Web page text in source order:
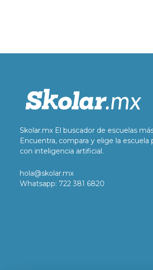
Skolar.mx El buscador de escuelas
Encuentra, compara y elige la escuela
con inteligencia artificial.
hola@skolar.mx
Whatsapp: 722 381 6820